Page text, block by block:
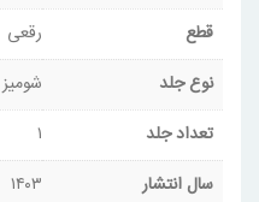
قطع
رقعی
نوع جلد
شومیز
تعداد جلد
۱
سال انتشار
۱۴۰۳